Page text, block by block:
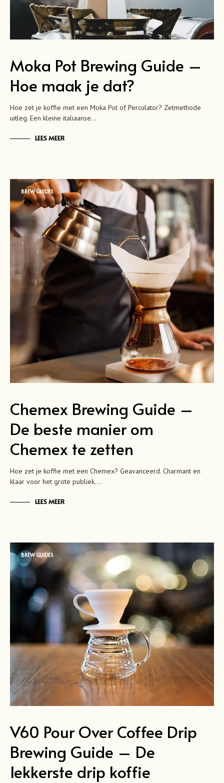
Moka Pot Brewing Guide –
Hoe maak je dat?
Hoe zet je koffie met een Moka Pot of Perculator? Zetmethode
uitleg. Een kleine italiaanse…
LEES MEER
BREW GUIDES
Chemex Brewing Guide –
De beste manier om
Chemex te zetten
Hoe zet je koffie met een Chemex? Geavanceerd. Charmant en
klaar voor het grote publiek.…
LEES MEER
BREW GUIDES
V60 Pour Over Coffee Drip
Brewing Guide – De
lekkerste drip koffie